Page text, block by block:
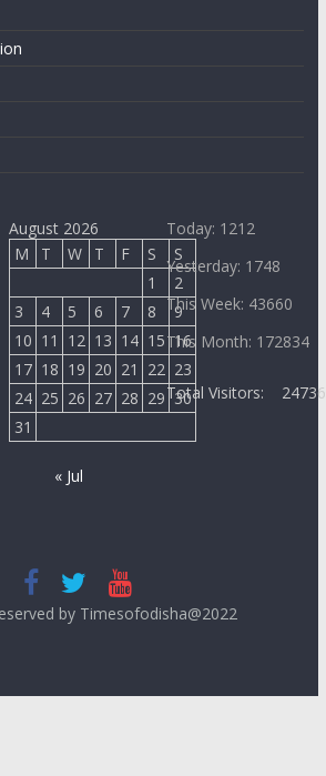
August 2026
M
T W T F S
S
1
2
3
4 5 6 7 8
9
10 11 12 13 14 15 16
17 18 19 20 21 22 23
24 25 26 27 28 29 30
31
« Jul
Today: 1212
Yesterday: 1748
This Week: 43660
This Month: 172834
Total Visitors:
by Timesofodisha@2022